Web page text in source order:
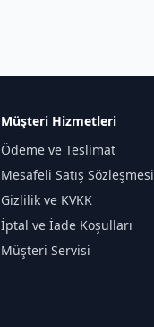
Müşteri Hizmetleri
Ödeme ve Teslimat
Mesafeli Satış Sözleşmesi
Gizlilik ve KVKK
İptal ve İade Koşulları
Müşteri Servisi